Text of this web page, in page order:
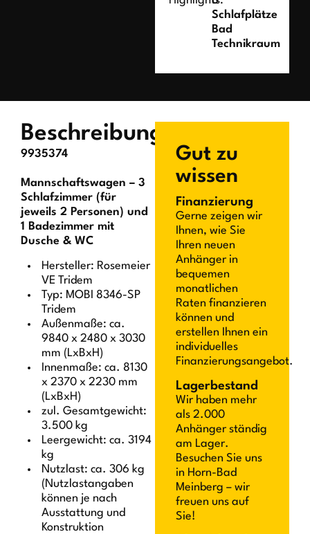
Schlafplätze
Bad
Technikraum
Beschreibung
9935374
Mannschaftswagen – 3
Schlafzimmer (für
jeweils 2 Personen) und
1 Badezimmer mit
Dusche & WC
Hersteller: Rosemeier
VE Tridem
Typ: MOBI 8346-SP
Tridem
Außenmaße: ca.
9840 x 2480 x 3030
mm (LxBxH)
Innenmaße: ca. 8130
x 2370 x 2230 mm
(LxBxH)
zul. Gesamtgewicht:
3.500 kg
Leergewicht: ca. 3194
kg
Nutzlast: ca. 306 kg
(Nutzlastangaben
können je nach
Ausstattung und
Konstruktion
Gut zu
wissen
Finanzierung
Gerne zeigen wir
Ihnen, wie Sie
Ihren neuen
Anhänger in
bequemen
monatlichen
Raten finanzieren
können und
erstellen Ihnen ein
individuelles
Finanzierungsangebot.
Lagerbestand
Wir haben mehr
als 2.000
Anhänger ständig
am Lager.
Besuchen Sie uns
in Horn-Bad
Meinberg – wir
freuen uns auf
Sie!